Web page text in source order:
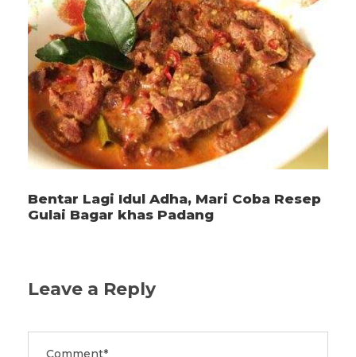
Bentar Lagi Idul Adha, Mari Coba Resep
Gulai Bagar khas Padang
Leave a Reply